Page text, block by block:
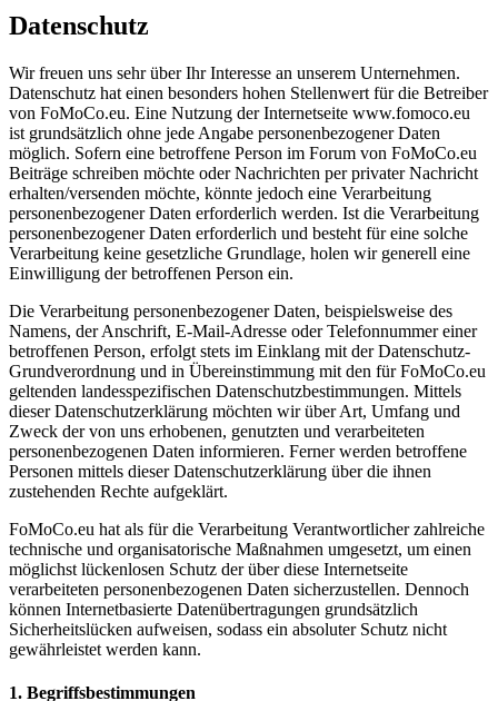
Beitrag
Datenschutz
Wir freuen uns sehr über Ihr Interesse an unserem Unternehmen.
Datenschutz hat einen besonders hohen Stellenwert für die Betreiber
von FoMoCo.eu. Eine Nutzung der Internetseite www.fomoco.eu
ist grundsätzlich ohne jede Angabe personenbezogener Daten
möglich. Sofern eine betroffene Person im Forum von FoMoCo.eu
Beiträge schreiben möchte oder Nachrichten per privater Nachricht
erhalten/versenden möchte, könnte jedoch eine Verarbeitung
personenbezogener Daten erforderlich werden. Ist die Verarbeitung
personenbezogener Daten erforderlich und besteht für eine solche
Verarbeitung keine gesetzliche Grundlage, holen wir generell eine
Einwilligung der betroffenen Person ein.
Die Verarbeitung personenbezogener Daten, beispielsweise des
Namens, der Anschrift, E-Mail-Adresse oder Telefonnummer einer
betroffenen Person, erfolgt stets im Einklang mit der Datenschutz-
Grundverordnung und in Übereinstimmung mit den für FoMoCo.eu
geltenden landesspezifischen Datenschutzbestimmungen. Mittels
dieser Datenschutzerklärung möchten wir über Art, Umfang und
Zweck der von uns erhobenen, genutzten und verarbeiteten
personenbezogenen Daten informieren. Ferner werden betroffene
Personen mittels dieser Datenschutzerklärung über die ihnen
zustehenden Rechte aufgeklärt.
FoMoCo.eu hat als für die Verarbeitung Verantwortlicher zahlreiche
technische und organisatorische Maßnahmen umgesetzt, um einen
möglichst lückenlosen Schutz der über diese Internetseite
verarbeiteten personenbezogenen Daten sicherzustellen. Dennoch
können Internetbasierte Datenübertragungen grundsätzlich
Sicherheitslücken aufweisen, sodass ein absoluter Schutz nicht
gewährleistet werden kann.
1. Begriffsbestimmungen